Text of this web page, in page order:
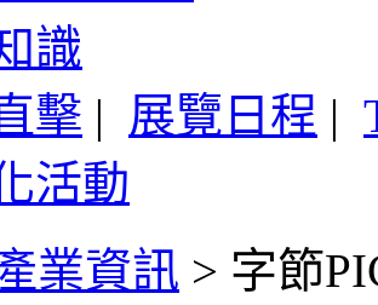
識
擊 | 展覽日程 |
活動
業資訊 > 字節